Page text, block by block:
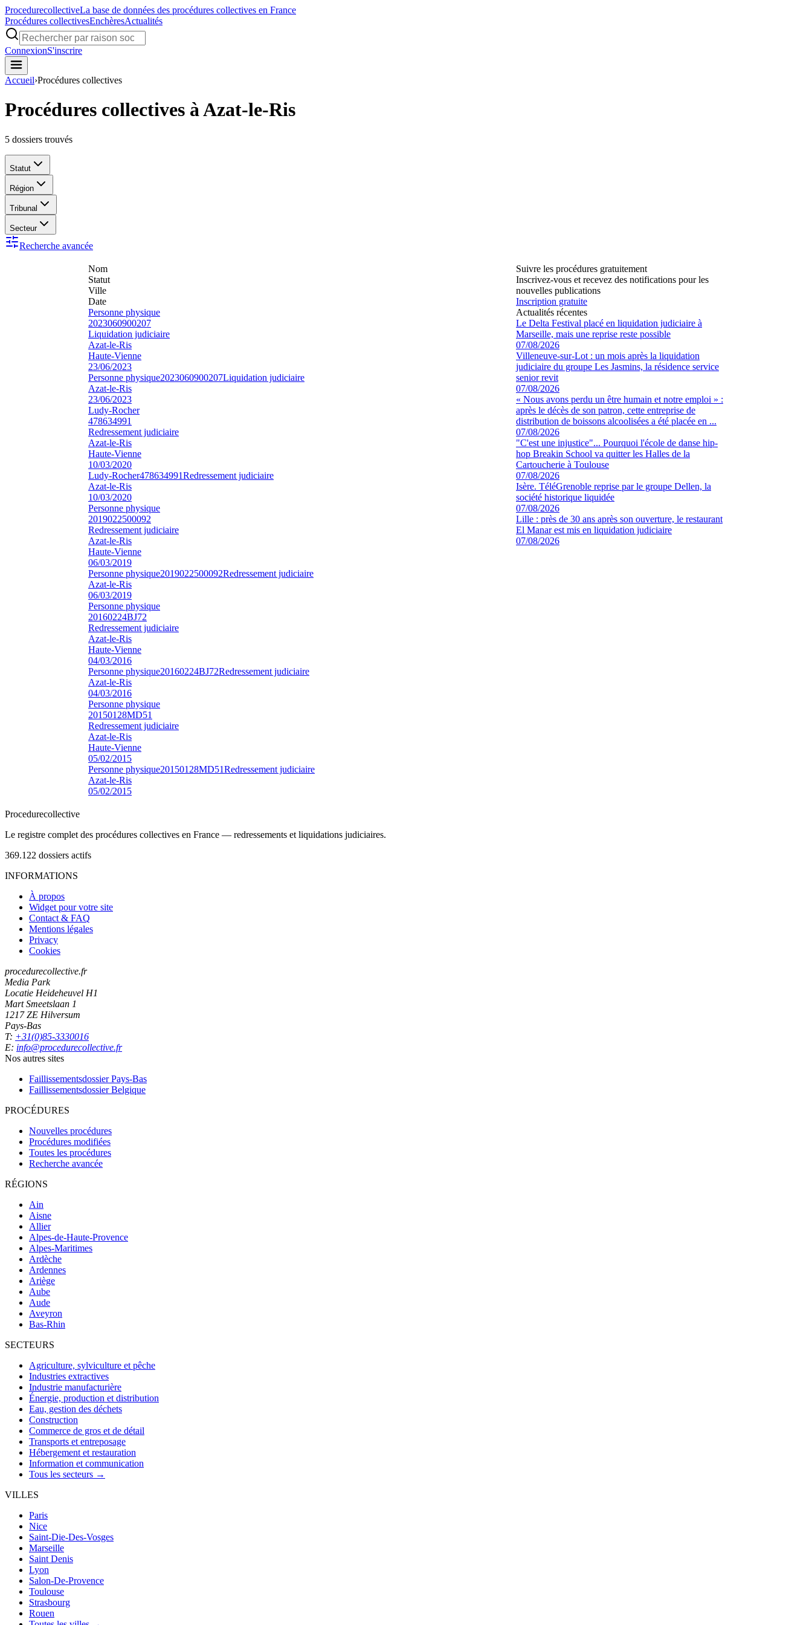
ProcedurecollectiveLa base de données des procédures collectives en France
Procédures collectivesEnchèresActualités
ConnexionS'inscrire
Accueil›Procédures collectives
Procédures collectives à Azat-le-Ris
5 dossiers trouvés
Statut
Région
Tribunal
Secteur
Recherche avancée
Nom
Statut
Ville
Date
Personne physique
2023060900207
Liquidation judiciaire
Azat-le-Ris
Haute-Vienne
23/06/2023
Personne physique2023060900207Liquidation judiciaire
Azat-le-Ris
23/06/2023
Ludy-Rocher
478634991
Redressement judiciaire
Azat-le-Ris
Haute-Vienne
10/03/2020
Ludy-Rocher478634991Redressement judiciaire
Azat-le-Ris
10/03/2020
Personne physique
2019022500092
Redressement judiciaire
Azat-le-Ris
Haute-Vienne
06/03/2019
Personne physique2019022500092Redressement judiciaire
Azat-le-Ris
06/03/2019
Personne physique
20160224BJ72
Redressement judiciaire
Azat-le-Ris
Haute-Vienne
04/03/2016
Personne physique20160224BJ72Redressement judiciaire
Azat-le-Ris
04/03/2016
Personne physique
20150128MD51
Redressement judiciaire
Azat-le-Ris
Haute-Vienne
05/02/2015
Personne physique20150128MD51Redressement judiciaire
Azat-le-Ris
05/02/2015
Suivre les procédures gratuitement
Inscrivez-vous et recevez des notifications pour les
nouvelles publications
Inscription gratuite
Actualités récentes
Le Delta Festival placé en liquidation judiciaire à
Marseille, mais une reprise reste possible
07/08/2026
Villeneuve-sur-Lot : un mois après la liquidation
judiciaire du groupe Les Jasmins, la résidence service
senior revit
07/08/2026
« Nous avons perdu un être humain et notre emploi » :
après le décès de son patron, cette entreprise de
distribution de boissons alcoolisées a été placée en ...
07/08/2026
"C'est une injustice"... Pourquoi l'école de danse hip-
hop Breakin School va quitter les Halles de la
Cartoucherie à Toulouse
07/08/2026
Isère. TéléGrenoble reprise par le groupe Dellen, la
société historique liquidée
07/08/2026
Lille : près de 30 ans après son ouverture, le restaurant
El Manar est mis en liquidation judiciaire
07/08/2026
Procedurecollective
Le registre complet des procédures collectives en France — redressements et liquidations judiciaires.
369.122 dossiers actifs
INFORMATIONS
À propos
Widget pour votre site
Contact & FAQ
Mentions légales
Privacy
Cookies
procedurecollective.fr
Media Park
Locatie Heideheuvel H1
Mart Smeetslaan 1
1217 ZE Hilversum
Pays-Bas
T: +31(0)85-3330016
E: info@procedurecollective.fr
Nos autres sites
Faillissementsdossier Pays-Bas
Faillissementsdossier Belgique
PROCÉDURES
Nouvelles procédures
Procédures modifiées
Toutes les procédures
Recherche avancée
RÉGIONS
Ain
Aisne
Allier
Alpes-de-Haute-Provence
Alpes-Maritimes
Ardèche
Ardennes
Ariège
Aube
Aude
Aveyron
Bas-Rhin
SECTEURS
Agriculture, sylviculture et pêche
Industries extractives
Industrie manufacturière
Énergie, production et distribution
Eau, gestion des déchets
Construction
Commerce de gros et de détail
Transports et entreposage
Hébergement et restauration
Information et communication
Tous les secteurs →
VILLES
Paris
Nice
Saint-Die-Des-Vosges
Marseille
Saint Denis
Lyon
Salon-De-Provence
Toulouse
Strasbourg
Rouen